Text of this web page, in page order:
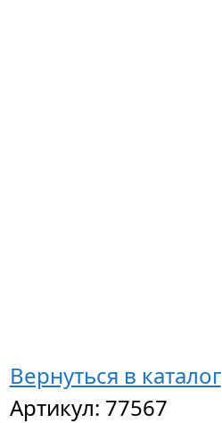
Вернуться в каталог
Артикул: 77567